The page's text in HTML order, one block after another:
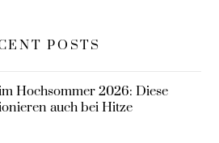
POSTS
Hochsommer 2026: Diese
auch bei Hitze